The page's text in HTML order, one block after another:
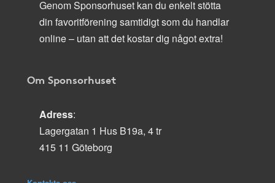
Genom Sponsorhuset kan du enkelt stötta
din favoritförening samtidigt som du handlar
online – utan att det kostar dig något extra!
Om Sponsorhuset
Adress:
Lagergatan 1 Hus B19a, 4 tr
415 11 Göteborg